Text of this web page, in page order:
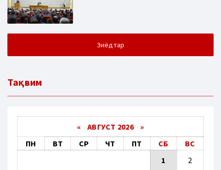
Зиёдтар
Тақвим
« АВГУСТ 2026 »
ПН
ВТ СР ЧТ ПТ СБ
ВС
1
2